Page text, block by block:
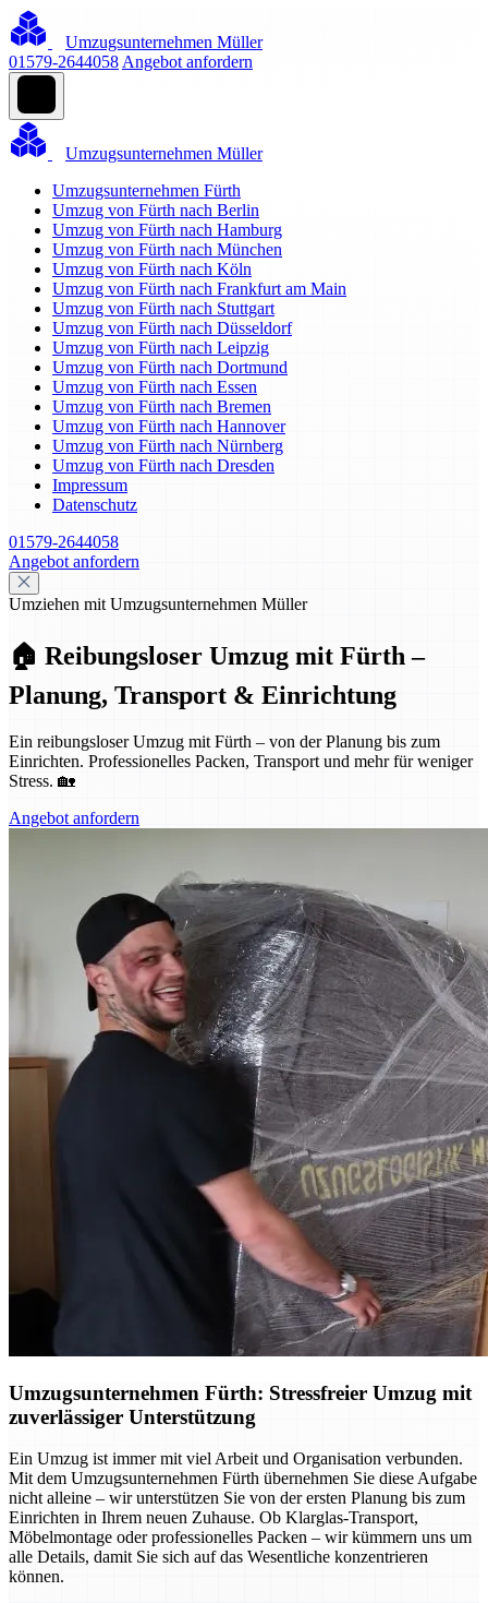
Umzugsunternehmen Müller
01579-2644058 Angebot anfordern
Umzugsunternehmen Müller
Umzugsunternehmen Fürth
Umzug von Fürth nach Berlin
Umzug von Fürth nach Hamburg
Umzug von Fürth nach München
Umzug von Fürth nach Köln
Umzug von Fürth nach Frankfurt am Main
Umzug von Fürth nach Stuttgart
Umzug von Fürth nach Düsseldorf
Umzug von Fürth nach Leipzig
Umzug von Fürth nach Dortmund
Umzug von Fürth nach Essen
Umzug von Fürth nach Bremen
Umzug von Fürth nach Hannover
Umzug von Fürth nach Nürnberg
Umzug von Fürth nach Dresden
Impressum
Datenschutz
01579-2644058
Angebot anfordern
Umziehen mit Umzugsunternehmen Müller
🏠 Reibungsloser Umzug mit Fürth –
Planung, Transport & Einrichtung
Ein reibungsloser Umzug mit Fürth – von der Planung bis zum
Einrichten. Professionelles Packen, Transport und mehr für weniger
Stress. 🏡
Angebot anfordern
Umzugsunternehmen Fürth: Stressfreier Umzug mit
zuverlässiger Unterstützung
Ein Umzug ist immer mit viel Arbeit und Organisation verbunden.
Mit dem Umzugsunternehmen Fürth übernehmen Sie diese Aufgabe
nicht alleine – wir unterstützen Sie von der ersten Planung bis zum
Einrichten in Ihrem neuen Zuhause. Ob Klarglas-Transport,
Möbelmontage oder professionelles Packen – wir kümmern uns um
alle Details, damit Sie sich auf das Wesentliche konzentrieren
können.